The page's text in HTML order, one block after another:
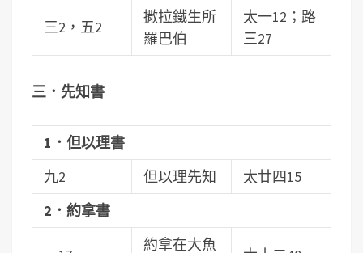
三2，五2
撒拉鐵生所
羅巴伯
太一12；路
三27
三．先知書
1．但以理書
九2
但以理先知
太廿四15
2．約拿書
約拿在大魚